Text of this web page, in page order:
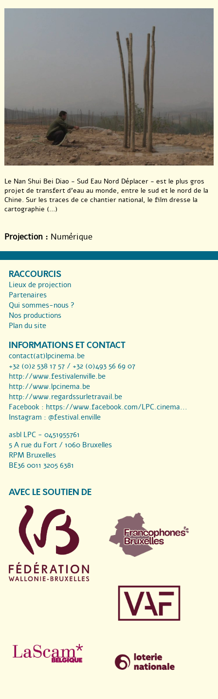
Le Nan Shui Bei Diao - Sud Eau Nord Déplacer - est le plus gros
projet de transfert d’eau au monde, entre le sud et le nord de la
Chine. Sur les traces de ce chantier national, le film dresse la
cartographie (...)
Projection : Numérique
RACCOURCIS
Lieux de projection
Partenaires
Qui sommes-nous ?
Nos productions
Plan du site
INFORMATIONS ET CONTACT
contact(at)lpcinema.be
+32 (0)2 538 17 57 / +32 (0)493 56 69 07
http://www.festivalenville.be
http://www.lpcinema.be
http://www.regardssurletravail.be
Facebook : https://www.facebook.com/LPC.cinema...
Instagram : @festival.enville
asbl LPC - 0451955761
5 A rue du Fort / 1060 Bruxelles
RPM Bruxelles
BE36 0011 3205 6381
AVEC LE SOUTIEN DE